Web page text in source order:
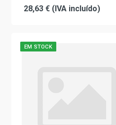
28,63 € (IVA incluído)
EM STOCK